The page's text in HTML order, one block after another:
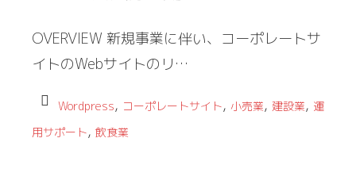
OVERVIEW 新規事業に伴い、コーポレートサ
イトのWebサイトのリ…
Wordpress, コーポレートサイト, 小売業, 建設業, 運
用サポート, 飲食業